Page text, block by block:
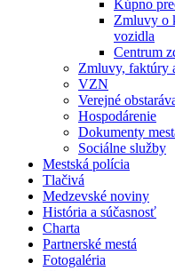
Kúpno
Zmluvy o
vozidla
Centrum
Zmluvy, faktúry
VZN
Verejné
Hospodárenie
Dokumenty
Sociálne služby
Mestská polícia
Tlačivá
Medzevské noviny
História a súčasnosť
Charta
Partnerské mestá
Fotogaléria